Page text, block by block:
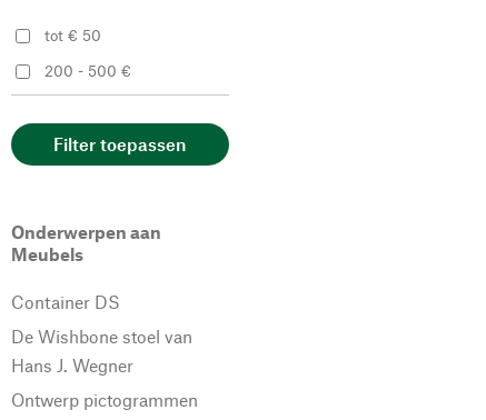
tot € 50
200 - 500 €
Filter toepassen
Onderwerpen aan
Meubels
Container DS
De Wishbone stoel van
Hans J. Wegner
Ontwerp pictogrammen